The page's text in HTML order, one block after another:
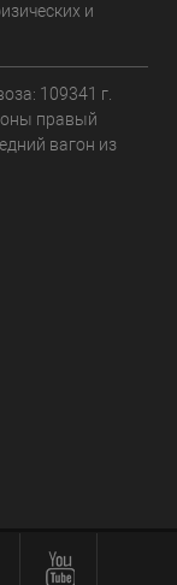
и
109341 г.
правый
вагон из